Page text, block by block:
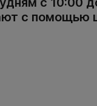
с помощью